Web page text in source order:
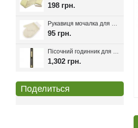
198 грн.
Рукавиця мочалка для лазні та хамаму двостороння з сизалі
95 грн.
Пісочний годинник для лазні Harvia Helmi Chocolate
1,302 грн.
Поделиться
Труба димохідна 0.3м нержавейка
в оцинковці, утеплення 30мм.
274 грн.